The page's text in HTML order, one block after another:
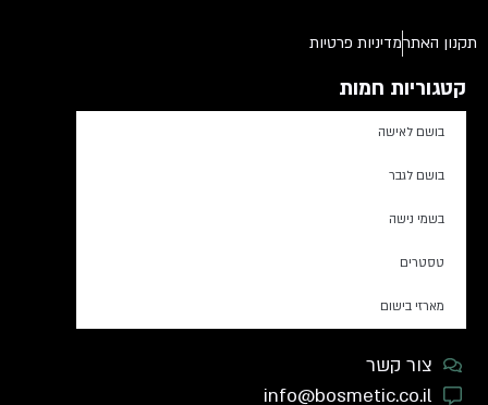
תקנון האתרמדיניות פרטיות
קטגוריות חמות
בושם לאישה
בושם לגבר
בשמי נישה
טסטרים
מארזי בישום
צור קשר
info@bosmetic.co.il